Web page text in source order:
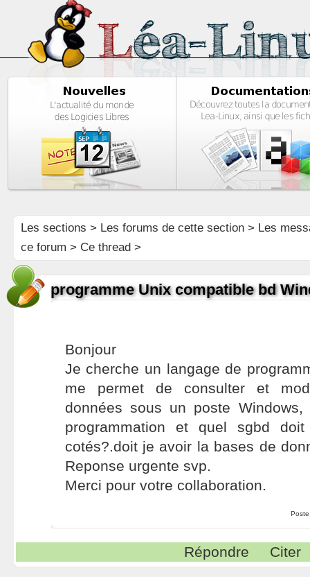
Les sections > Les forums de cette section> Les
ce forum > Ce thread >
programme Unix compatible bd
Bonjour
Je cherche un langage de
me permet de consulter et
données sous un poste
programmation et quel sgbd
cotés?.doit je avoir la bases de
Reponse urgente svp.
Merci pour votre collaboration.
Répondre Citer